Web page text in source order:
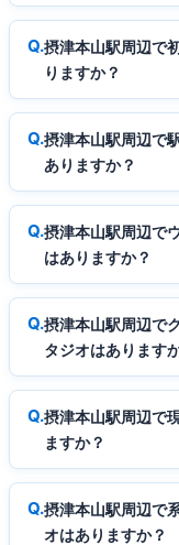
摂津本山駅周辺で
りますか？
摂津本山駅周辺で
ありますか？
摂津本山駅周辺で
はありますか？
摂津本山駅周辺で
タジオはあります
摂津本山駅周辺で
ますか？
摂津本山駅周辺で
オはありますか？